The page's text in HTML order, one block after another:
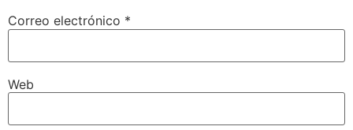
Correo electrónico *
Web